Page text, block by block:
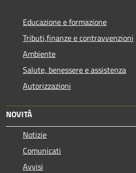
Educazione e formazione
Tributi,finanze e contravvenzioni
Ambiente
Salute, benessere e assistenza
Autorizzazioni
NOVITÀ
Notizie
Comunicati
Avvisi